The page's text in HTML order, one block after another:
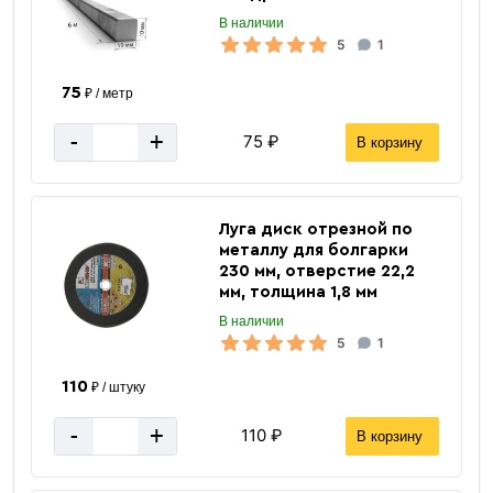
В наличии
5 1
75 ₽ / метр
- + 75 ₽ В корзину
Луга диск отрезной по
металлу для болгарки
230 мм, отверстие 22,2
мм, толщина 1,8 мм
В наличии
5 1
110₽ / штуку
- + 110 ₽ В корзину
Длина
Диаметр ствола
Цвет черный